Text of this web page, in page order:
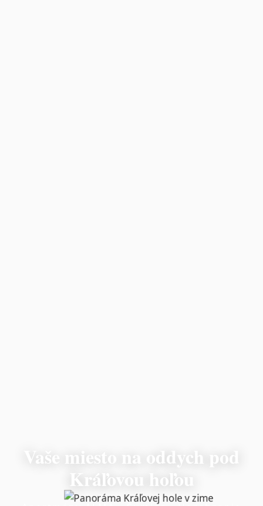
Vaše miesto na oddych pod
Kráľovou hoľou